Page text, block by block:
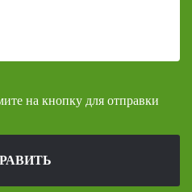
на кнопку для отправки